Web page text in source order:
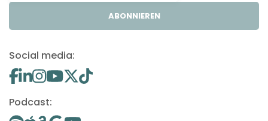
ABONNIEREN
Social media:
Podcast: